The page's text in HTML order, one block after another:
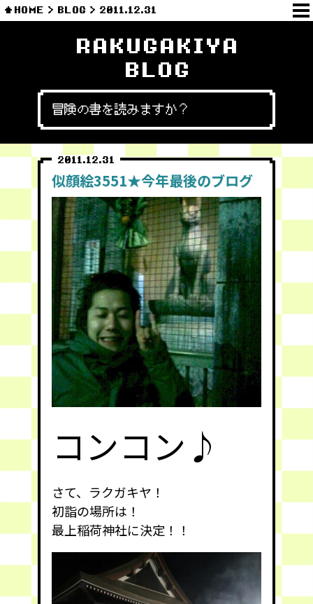
HOME BLOG 2011.12.31
RAKUGAKIYA
BLOG
冒険の書を読みますか？
2011.12.31
似顔絵3551★今年最後のブログ
コンコン♪
さて、ラクガキヤ！
初詣の場所は！
最上稲荷神社に決定！！